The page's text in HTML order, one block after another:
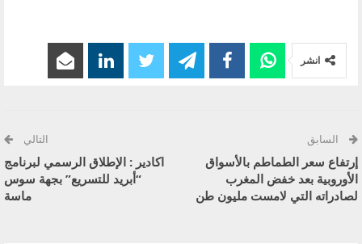
انشر
السابق
إرتفاع سعر الطماطم بالأسواق
الأوروبية بعد خفض المغرب
لصادراته التي لامست مليون طن
التالي
اكادير : الإطلاق الرسمي لبرنامج
“أبريد للتسريع” بجهة سوس
ماسة